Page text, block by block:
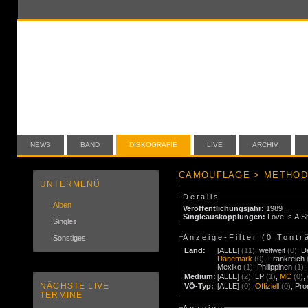
NEWS BAND DISKOGRAFIE LIVE ARCHIV
UNTERMENÜ
Alben
Singles
Sonstiges
NÄCHSTE LIVE
TERMINE
CAMOUFLAGE >
Details
Veröffentlichungsjahr: 1989
Singleauskopplungen: Love Is A
Anzeige-Filter (0
Land:
[ALLE] (11) ,weltweit (0)
Dänemark (0) Frankreich
Mexiko (1) Philippinen (1)
Medium: [ALLE] (2) LP (1) MC (0) ,
VÖ-Typ: [ALLE] (0) ,Offiziell (0)